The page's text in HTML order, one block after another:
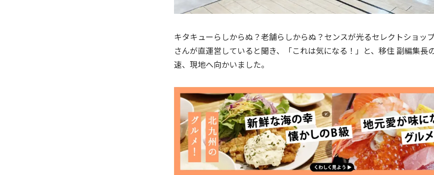
キタキューらしからぬ？老舗らしからぬ？センスが光るセレクトショッ
さんが直運営していると聞き、「これは気になる！」と、移住 副編集長
速、現地へ向かいました。